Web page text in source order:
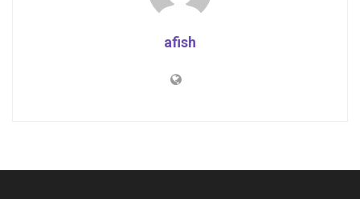
afish